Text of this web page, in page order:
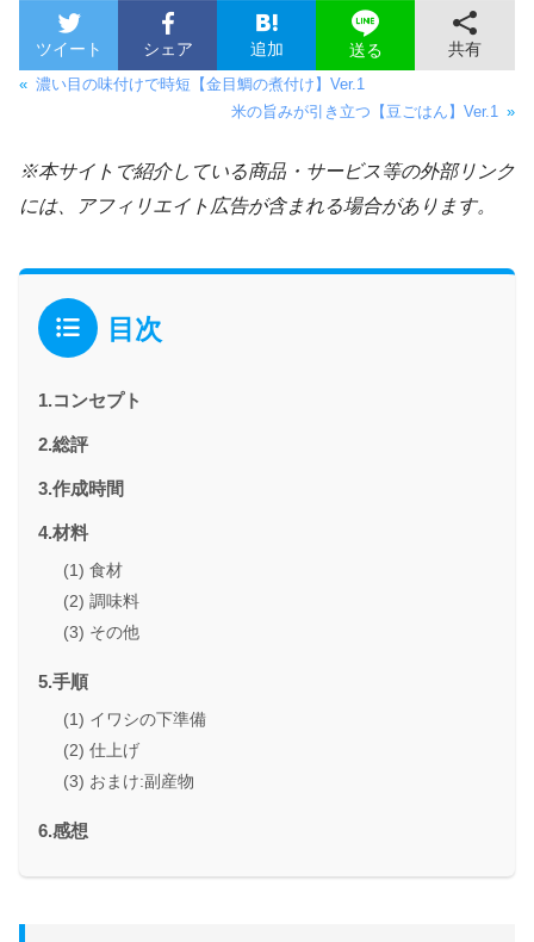
ツイート シェア 追加 送る 共有
« 濃い目の味付けで時短【金目鯛の煮付け】Ver.1
米の旨みが引き立つ【豆ごはん】Ver.1 »
※本サイトで紹介している商品・サービス等の外部リンク
には、アフィリエイト広告が含まれる場合があります。
目次
1.コンセプト
2.総評
3.作成時間
4.材料
(1) 食材
(2) 調味料
(3) その他
5.手順
(1) イワシの下準備
(2) 仕上げ
(3) おまけ:副産物
6.感想